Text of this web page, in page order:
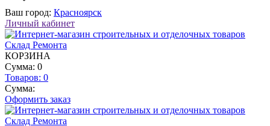
Ваш город: Красноярск
Личный кабинет
КОРЗИНА
Сумма: 0
Товаров: 0
Сумма:
Оформить заказ